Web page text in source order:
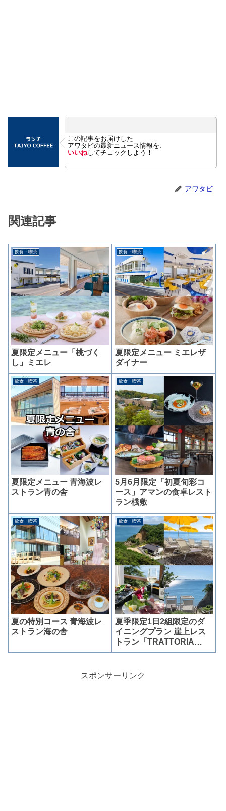
この記事をお届けした
アワタビの最新ニュース情報を、
いいねしてチェックしよう！
アワタビ
関連記事
飲食・喫茶
夏限定メニュー「桃づく
し」ミエレ
飲食・喫茶
夏限定メニュー ミエレザ
ダイナー
飲食・喫茶
夏限定メニュー 青海波レ
ストラン青の舎
飲食・喫茶
5月6月限定「初夏旬彩コ
ース」アマンの食卓レスト
ラン桟敷
飲食・喫茶
夏の特別コース 青海波レ
ストラン海の舎
飲食・喫茶
夏季限定1日2組限定のダ
イニングプラン 崖上レス
トラン「TRATTORIA
amarancia」
スポンサーリンク